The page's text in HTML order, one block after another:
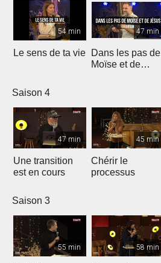
54 min
Le sens de ta vie
47 min
Dans les pas de
Moïse et de
Saison 4
47 min
Une transition
est en cours
45 min
Chérir le
processus
Saison 3
55 min 58 min